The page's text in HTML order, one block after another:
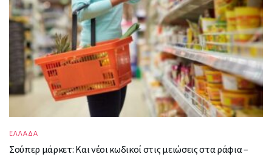
ΕΛΛΑΔΑ
Σούπερ μάρκετ: Και νέοι κωδικοί στις μειώσεις στα ράφια –